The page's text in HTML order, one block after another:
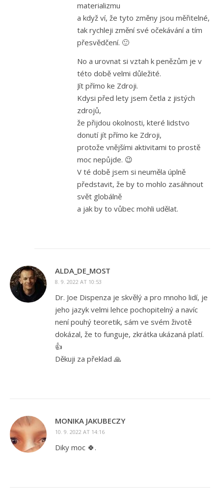
materializmu
a když ví, že tyto změny jsou měřitelné,
tak rychleji změní své očekávání a tím
přesvědčení. 🙂
No a urovnat si vztah k penězům je v
této době velmi důležité.
Jít přímo ke Zdroji.
Kdysi před lety jsem četla z jistých
zdrojů,
že přijdou okolnosti, které lidstvo
donutí jít přímo ke Zdroji,
protože vnějšími aktivitami to prostě
moc nepůjde. 😉
V té době jsem si neuměla úplně
představit, že by to mohlo zasáhnout
svět globálně
a jak by to vůbec mohli udělat.
ALDA_DE_MOST
8. 9. 2022 AT 10:53
Dr. Joe Dispenza je skvělý a pro mnoho lidí, je
jeho jazyk velmi lehce pochopitelný a navíc
není pouhý teoretik, sám ve svém životě
dokázal, že to funguje, zkrátka ukázaná platí.
👍
Děkuji za překlad 🙏
MONIKA JAKUBECZY
10. 9. 2022 AT 14:16
Diky moc 🍀.